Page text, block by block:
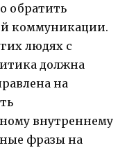
обратить
коммуникации.
людях с
должна
на
внутреннему
фразы на